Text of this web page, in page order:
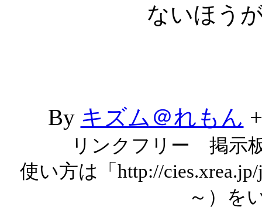
ないほう
By キズム＠れもん
リンクフリー 掲示
使い方は「http://
～）を